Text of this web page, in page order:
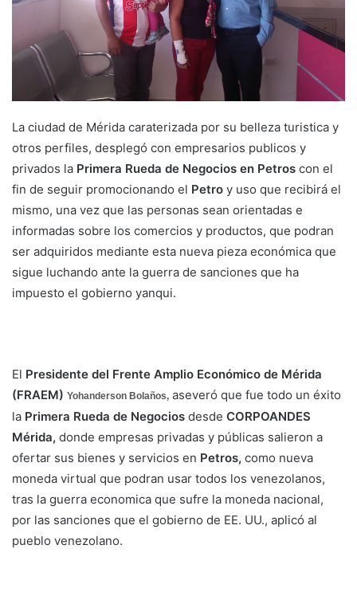
La ciudad de Mérida caraterizada por su belleza turistica y
otros perfiles, desplegó con empresarios publicos y
privados la Primera Rueda de Negocios en Petros con el
fin de seguir promocionando el Petro y uso que recibirá el
mismo, una vez que las personas sean orientadas e
informadas sobre los comercios y productos, que podran
ser adquiridos mediante esta nueva pieza económica que
sigue luchando ante la guerra de sanciones que ha
impuesto el gobierno yanqui.
El Presidente del Frente Amplio Económico de Mérida
(FRAEM) Yohanderson Bolaños, aseveró que fue todo un éxito
la Primera Rueda de Negocios desde CORPOANDES
Mérida, donde empresas privadas y públicas salieron a
ofertar sus bienes y servicios en Petros, como nueva
moneda virtual que podran usar todos los venezolanos,
tras la guerra economica que sufre la moneda nacional,
por las sanciones que el gobierno de EE. UU., aplicó al
pueblo venezolano.